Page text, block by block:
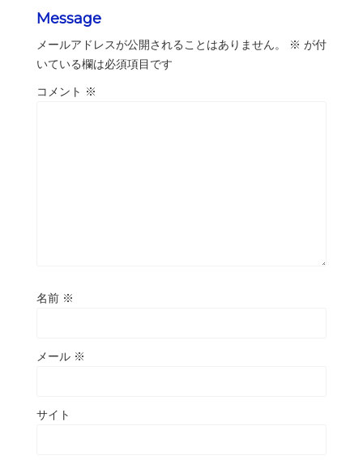
Message
メールアドレスが公開されることはありません。 ※ が付
いている欄は必須項目です
コメント ※
名前 ※
メール ※
サイト